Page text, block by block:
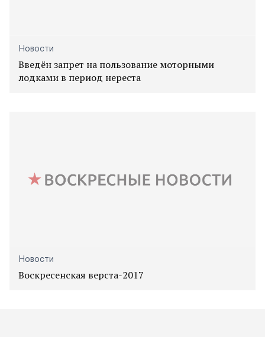
Новости
Введён запрет на пользование моторными
лодками в период нереста
Новости
Воскресенская верста-2017